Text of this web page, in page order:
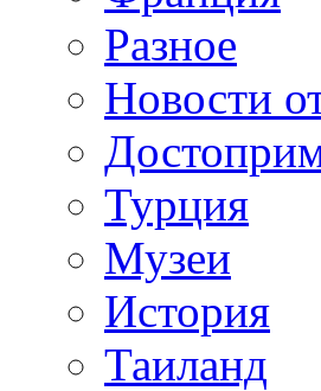
Разное
Новости
Турция
Музеи
История
Таиланд